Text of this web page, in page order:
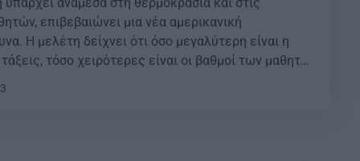
επιβεβαιώνει μια νέα αμερικανική
Η μελέτη δείχνει ότι όσο μεγαλύτερη είναι η
τόσο χειρότερες είναι οι βαθμοί των μαθητών
Με δεδομένο ότι η κλιματική αλλαγή θα ανεβάσει
χρόνια, αυτό θα έχει επίπτωση […]